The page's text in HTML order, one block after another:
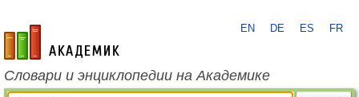
academic.ru
EN DE ES FR
Словари и энциклопедии на Академике